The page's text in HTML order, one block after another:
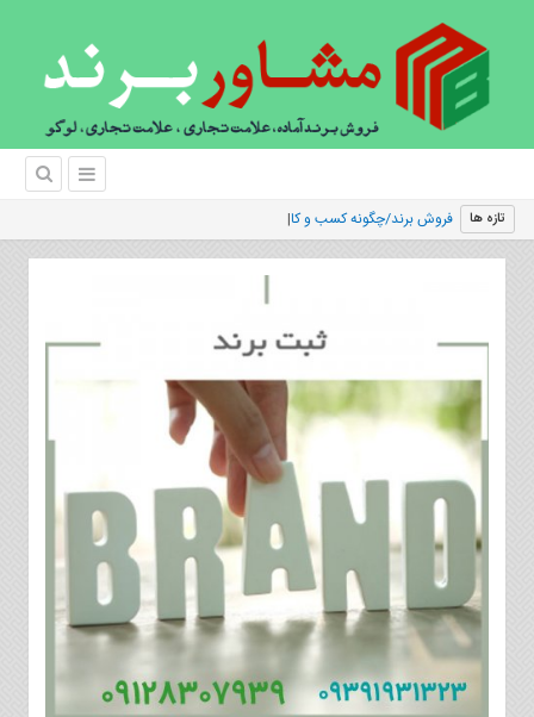
تازه ها فروش برند/چگونه کسب و کار آنلاین موفق و سودآوری